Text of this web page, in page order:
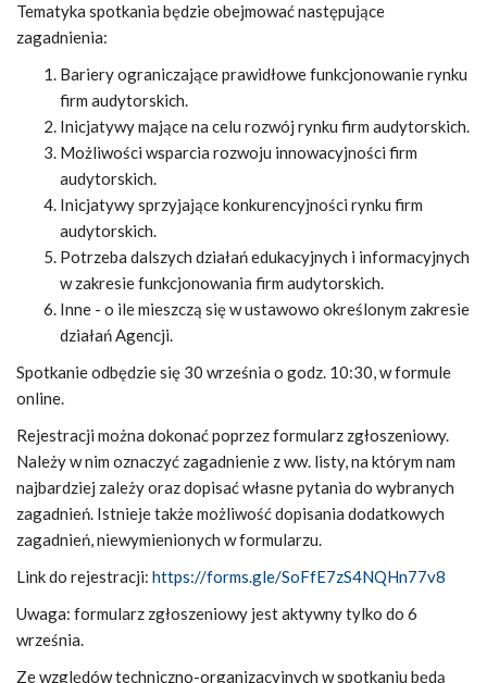
Tematyka spotkania będzie obejmować następujące
zagadnienia:
Bariery ograniczające prawidłowe funkcjonowanie rynku
firm audytorskich.
Inicjatywy mające na celu rozwój rynku firm audytorskich.
Możliwości wsparcia rozwoju innowacyjności firm
audytorskich.
Inicjatywy sprzyjające konkurencyjności rynku firm
audytorskich.
Potrzeba dalszych działań edukacyjnych i informacyjnych
w zakresie funkcjonowania firm audytorskich.
Inne - o ile mieszczą się w ustawowo określonym zakresie
działań Agencji.
Spotkanie odbędzie się 30 września o godz. 10:30, w formule
online.
Rejestracji można dokonać poprzez formularz zgłoszeniowy.
Należy w nim oznaczyć zagadnienie z ww. listy, na którym nam
najbardziej zależy oraz dopisać własne pytania do wybranych
zagadnień. Istnieje także możliwość dopisania dodatkowych
zagadnień, niewymienionych w formularzu.
Link do rejestracji: https://forms.gle/SoFfE7zS4NQHn77v8
Uwaga: formularz zgłoszeniowy jest aktywny tylko do 6
września.
Ze względów techniczno-organizacyjnych w spotkaniu będą